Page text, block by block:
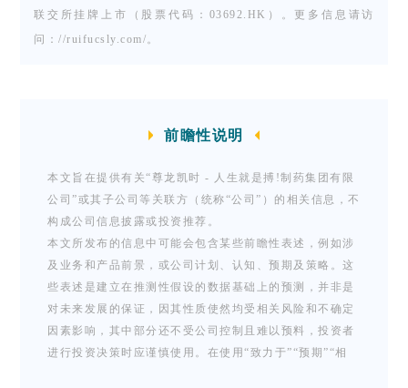
DFS率，
联交所挂牌上市（股票代码：03692.HK）。更多信息请访
问：//ruifucsly.com/。
前瞻性说明
本文旨在提供有关“尊龙凯时 - 人生就是搏!制药集团有限
公司”或其子公司等关联方（统称“公司”）的相关信息，不
构成公司信息披露或投资推荐。
本文所发布的信息中可能会包含某些前瞻性表述，例如涉
及业务和产品前景，或公司计划、认知、预期及策略。这
些表述是建立在推测性假设的数据基础上的预测，并非是
对未来发展的保证，因其性质使然均受相关风险和不确定
因素影响，其中部分还不受公司控制且难以预料，投资者
进行投资决策时应谨慎使用。在使用“致力于”“预期”“相